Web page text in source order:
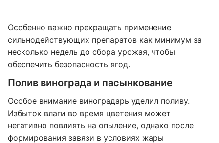
Особенно важно прекращать применение
сильнодействующих препаратов как минимум за
несколько недель до сбора урожая, чтобы
обеспечить безопасность ягод.
Полив винограда и пасынкование
Особое внимание виноградарь уделил поливу.
Избыток влаги во время цветения может
негативно повлиять на опыление, однако после
формирования завязи в условиях жары